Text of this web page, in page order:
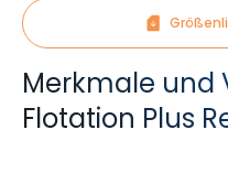
Merkmale und
Flotation Plus